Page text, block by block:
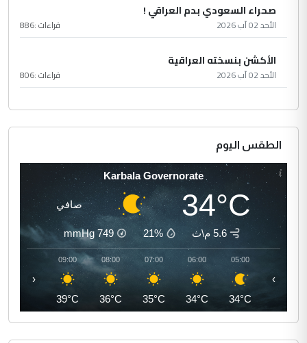
صحراء السعودي بدم العراقي !
الأحد 02 آب 2026 قراءات :886
الأكشن بنسخته العراقية
الأحد 02 آب 2026 قراءات :806
الطقس اليوم
Karbala Governorate
34°C صافي
5.6 م\ث 21%
749
mmHg
05:00
34°C
06:00
34°C
07:00
35°C
08:00
36°C
09:00
39°C
‹ ›